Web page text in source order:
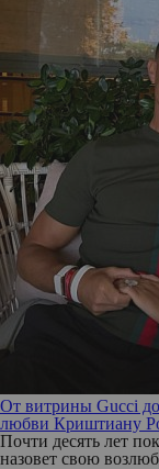
От витрины Gucci
любви Криштиану
Почти десять лет
назовет свою